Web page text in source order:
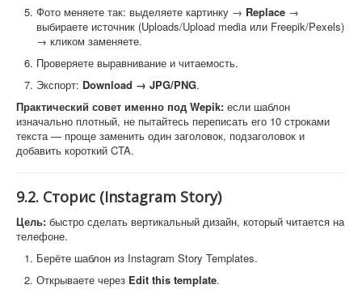
Фото меняете так: выделяете картинку → Replace →
выбираете источник (Uploads/Upload media или Freepik/Pexels)
→ кликом заменяете.
Проверяете выравнивание и читаемость.
Экспорт: Download → JPG/PNG.
Практический совет именно под Wepik: если шаблон
изначально плотный, не пытайтесь переписать его 10 строками
текста — проще заменить один заголовок, подзаголовок и
добавить короткий CTA.
9.2. Сторис (Instagram Story)
Цель: быстро сделать вертикальный дизайн, который читается на
телефоне.
Берёте шаблон из Instagram Story Templates.
Открываете через Edit this template.